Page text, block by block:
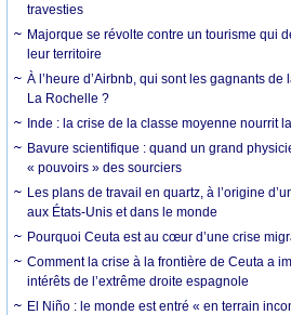
travesties
Majorque se révolte contre un tourisme qui
leur territoire
À l’heure d’Airbnb, qui sont les gagnants
La Rochelle ?
Inde : la crise de la classe moyenne nourrit
Bavure scientifique : quand un grand
« pouvoirs » des sourciers
Les plans de travail en quartz, à l’origine
aux États-Unis et dans le monde
Pourquoi Ceuta est au cœur d’une crise
Comment la crise à la frontière de Ceuta a
intérêts de l’extrême droite espagnole
El Niño : le monde est entré « en terrain